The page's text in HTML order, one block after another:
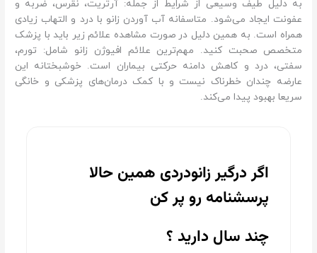
به دلیل طیف وسیعی از شرایط از جمله: آرتریت، نقرس، ضربه و
عفونت ایجاد می‌شود. متاسفانه آب آوردن زانو با درد و التهاب زیادی
همراه است. به همین دلیل در صورت مشاهده علائم زیر باید با پزشک
متخصص صحبت کنید. مهم‌ترین علائم افیوژن زانو شامل: تورم،
سفتی، درد و کاهش دامنه حرکتی بیماران است. خوشبختانه این
عارضه چندان خطرناک نیست و با کمک درمان‌های پزشکی و خانگی
سریعا بهبود پیدا می‌کند.